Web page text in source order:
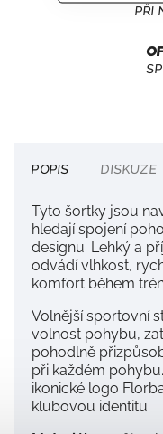
PŘI
POPIS DISKUZE
Tyto šortky jsou
hledají spojení
designu. Lehký a
odvádí vlhkost,
komfort během
Volnější sportovní
volnost pohybu,
pohodlně
při každém
ikonické logo
klubovou identitu.